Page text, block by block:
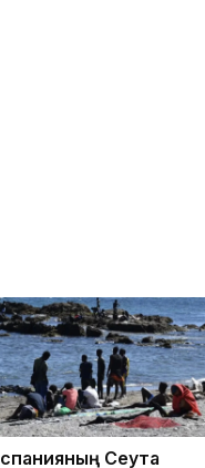
Сеута